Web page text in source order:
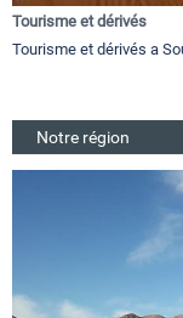
Tourisme et dérivés
Tourisme et dérivés a
Notre région